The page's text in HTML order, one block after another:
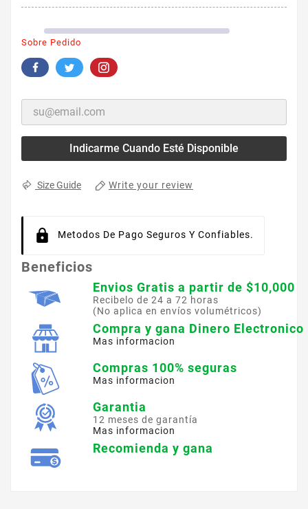
Sobre Pedido
Indicarme Cuando Esté Disponible
Size Guide Write your review
Metodos De Pago Seguros Y Confiables.
Beneficios
Envios Gratis a partir de $10,000
Recibelo de 24 a 72 horas
(No aplica en envíos volumétricos)
Compra y gana Dinero Electronico
Mas informacion
Compras 100% seguras
Mas informacion
Garantia
12 meses de garantía
Mas informacion
Recomienda y gana